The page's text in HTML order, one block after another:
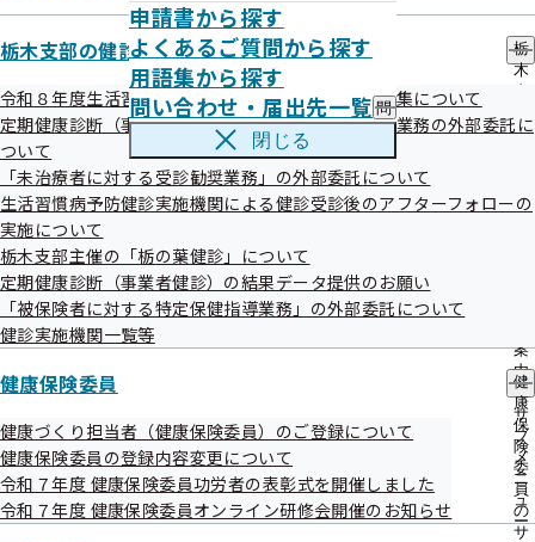
申請書から探す
よくあるご質問から探す
用語集から探す
問い合わせ・届出先一覧 問
い
わ
・
先
一
覧
の
ニ
閉じる
栃木支部の健診・保健指導のご案内
栃
木
部
の
・
案
内
の
サ
ブ
メ
ニ
ュ
ー
令和８年度生活習慣病予防健診等実施機関の新規募集について
定期健康診断（事業者健診）の結果データ提供勧奨業務の外部委託に
ついて
「未治療者に対する受診勧奨業務」の外部委託について
生活習慣病予防健診実施機関による健診受診後のアフターフォローの
実施について
栃木支部主催の「栃の葉健診」について
定期健康診断（事業者健診）の結果データ提供のお願い
「被保険者に対する特定保健指導業務」の外部委託について
健診実施機関一覧等
健康保険委員
健
康
保
険
委
員
の
サ
健康づくり担当者（健康保険委員）のご登録について
健康保険委員の登録内容変更について
令和７年度 健康保険委員功労者の表彰式を開催しました
令和７年度 健康保険委員オンライン研修会開催のお知らせ
令和07年05月31日
傷病手当金と老齢共済年金との併
給調整漏れによる返納金について
事案
全国健康保険協会栃木支部において、加入者より申請された
傷病手当金の支給決定時に老齢共済年金との併給調整を行わ
ず支給したものです。
発生原因
確認者及び決裁者による傷病手当金支給申請書の確認が徹底
されていなかったことによるものです。